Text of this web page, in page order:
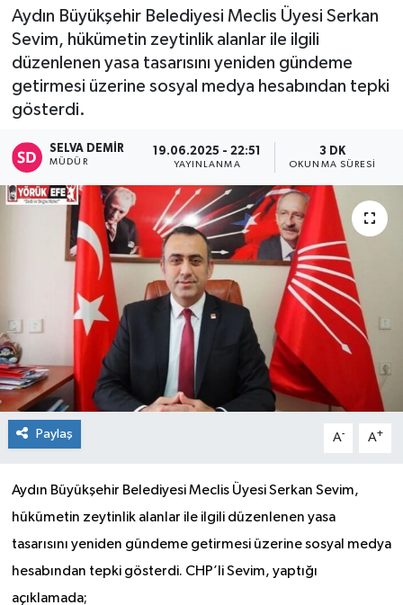
Aydın Büyükşehir Belediyesi Meclis Üyesi Serkan
Sevim, hükümetin zeytinlik alanlar ile ilgili
düzenlenen yasa tasarısını yeniden gündeme
getirmesi üzerine sosyal medya hesabından tepki
gösterdi.
SELVA DEMIR
MÜDÜR
19.06.2025 - 22:51
YAYINLANMA
3 DK
OKUNMA SÜRESI
Paylaş A- A+
Aydın Büyükşehir Belediyesi Meclis Üyesi Serkan Sevim,
hükümetin zeytinlik alanlar ile ilgili düzenlenen yasa
tasarısını yeniden gündeme getirmesi üzerine sosyal medya
hesabından tepki gösterdi. CHP’li Sevim, yaptığı
açıklamada;
Haber Arşivi